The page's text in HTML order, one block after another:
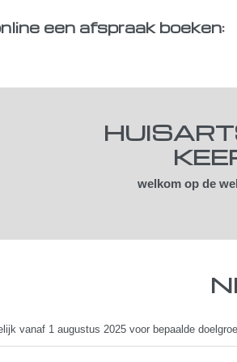
een afspraak boeken:
welkom op de
vanaf 1 augustus 2025 voor bepaalde